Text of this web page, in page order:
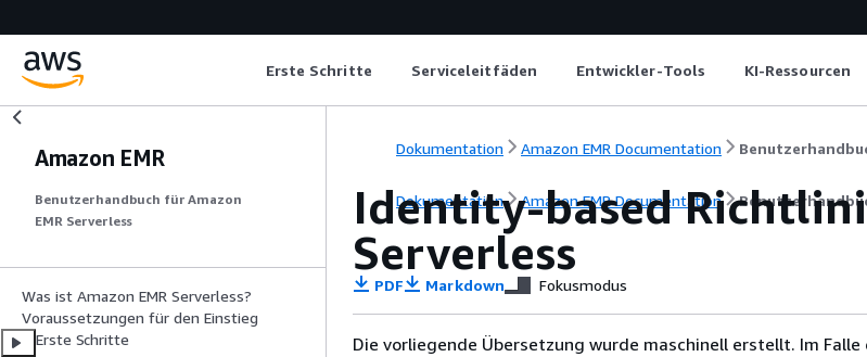
Erste Schritte Serviceleitfäden Entwickler-Tools KI-Ressourcen
Amazon EMR
Benutzerhandbuch für Amazon
EMR Serverless
Was ist Amazon EMR Serverless?
Voraussetzungen für den Einstieg
Erste Schritte
Dokumentation Amazon EMR Documentation
Dokumentation Amazon EMR Documentation
Identity-based
Serverless
PDF Markdown Fokusmodus
Die vorliegende Übersetzung wurde maschinell erstellt. Im